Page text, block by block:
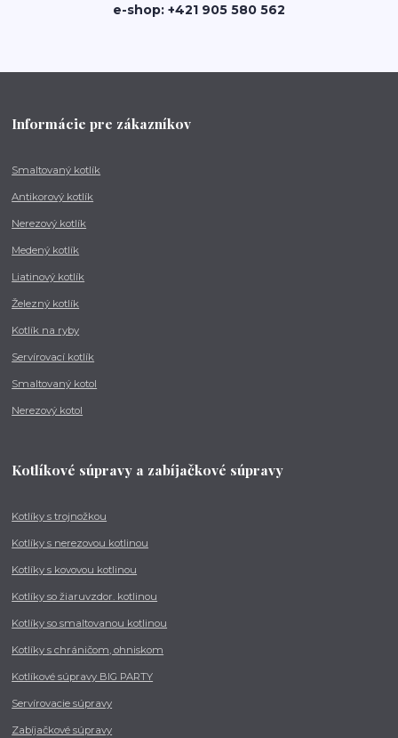
e-shop: +421 905 580 562
Informácie pre zákazníkov
Smaltovaný kotlík
Antikorový kotlík
Nerezový kotlík
Medený kotlík
Liatinový kotlík
Železný kotlík
Kotlík na ryby
Servírovací kotlík
Smaltovaný kotol
Nerezový kotol
Kotlíkové súpravy a zabíjačkové súpravy
Kotlíky s trojnožkou
Kotlíky s nerezovou kotlinou
Kotlíky s kovovou kotlinou
Kotlíky so žiaruvzdor. kotlinou
Kotlíky so smaltovanou kotlinou
Kotlíky s chráničom, ohniskom
Kotlíkové súpravy BIG PARTY
Servírovacie súpravy
Zabíjačkové súpravy